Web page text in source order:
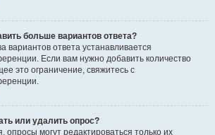
больше вариантов ответа?
вариантов ответа устанавливается
Если вам нужно добавить количество
это ограничение, свяжитесь с
или удалить опрос?
опросы могут редактироваться только их